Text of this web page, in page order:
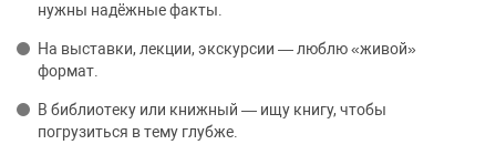
нужны надёжные факты.
На выставки, лекции, экскурсии — люблю «живой»
формат.
В библиотеку или книжный — ищу книгу, чтобы
погрузиться в тему глубже.